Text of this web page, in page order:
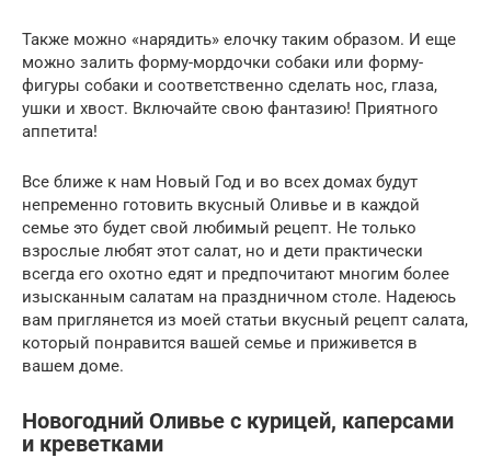
Также можно «нарядить» елочку таким образом. И еще
можно залить форму-мордочки собаки или форму-
фигуры собаки и соответственно сделать нос, глаза,
ушки и хвост. Включайте свою фантазию! Приятного
аппетита!
Все ближе к нам Новый Год и во всех домах будут
непременно готовить вкусный Оливье и в каждой
семье это будет свой любимый рецепт. Не только
взрослые любят этот салат, но и дети практически
всегда его охотно едят и предпочитают многим более
изысканным салатам на праздничном столе. Надеюсь
вам приглянется из моей статьи вкусный рецепт салата,
который понравится вашей семье и приживется в
вашем доме.
Новогодний Оливье с курицей, каперсами
и креветками